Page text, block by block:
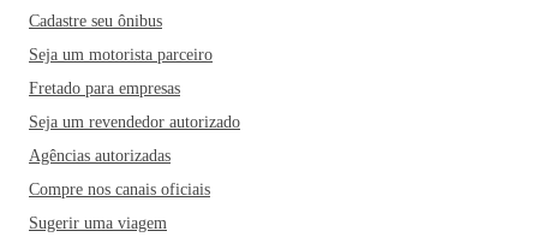
Cadastre seu ônibus
Seja um motorista parceiro
Fretado para empresas
Seja um revendedor autorizado
Agências autorizadas
Compre nos canais oficiais
Sugerir uma viagem